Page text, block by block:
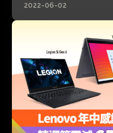
2022-06-02